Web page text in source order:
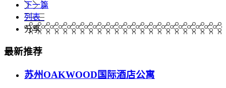
下一篇
列表
分享
最新推荐
苏州OAKWOOD国际酒店公寓